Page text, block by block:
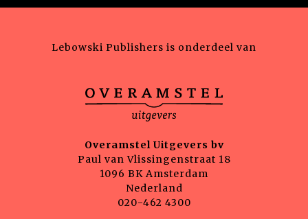
Lebowski Publishers is onderdeel van
Overamstel Uitgevers bv
Paul van Vlissingenstraat 18
1096 BK Amsterdam
Nederland
020-462 4300